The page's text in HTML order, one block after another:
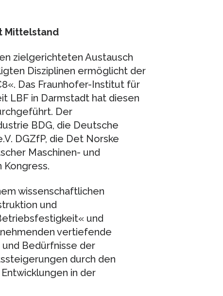
Mittelstand
zielgerichteten Austausch
Disziplinen ermöglicht der
Das Fraunhofer-Institut für
LBF in Darmstadt hat diesen
Der
BDG, die Deutsche
DGZfP, die Det Norske
Maschinen- und
Kongress.
wissenschaftlichen
und
und
vertiefende
Bedürfnisse der
durch den
in der